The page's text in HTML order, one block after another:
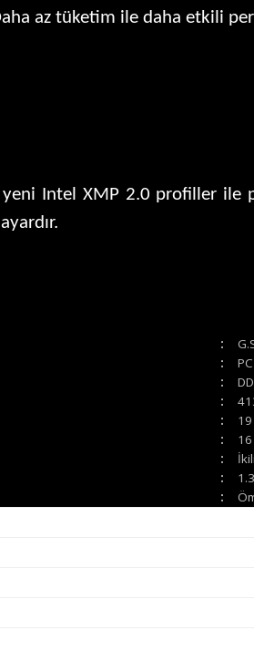
az tüketim ile daha etkili
Intel XMP 2.0 profiller ile
:
:
:
:
:
19
:
:
:
: